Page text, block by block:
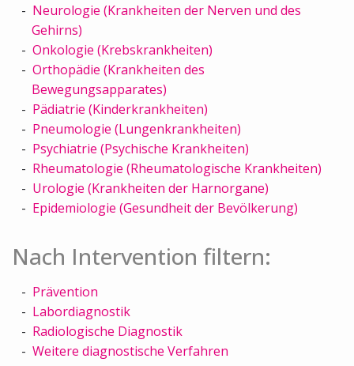
Neurologie (Krankheiten der Nerven und des
Gehirns)
Onkologie (Krebskrankheiten)
Orthopädie (Krankheiten des
Bewegungsapparates)
Pädiatrie (Kinderkrankheiten)
Pneumologie (Lungenkrankheiten)
Psychiatrie (Psychische Krankheiten)
Rheumatologie (Rheumatologische Krankheiten)
Urologie (Krankheiten der Harnorgane)
Epidemiologie (Gesundheit der Bevölkerung)
Nach Intervention filtern:
Prävention
Labordiagnostik
Radiologische Diagnostik
Weitere diagnostische Verfahren